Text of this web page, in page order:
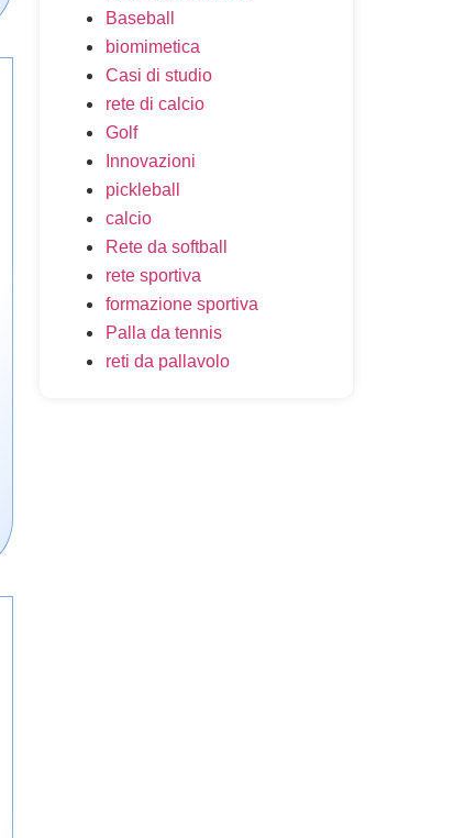
Baseball
biomimetica
Casi di studio
rete di calcio
Golf
Innovazioni
pickleball
calcio
Rete da softball
rete sportiva
formazione sportiva
Palla da tennis
reti da pallavolo